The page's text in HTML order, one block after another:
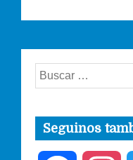
Buscar:
Seguinos